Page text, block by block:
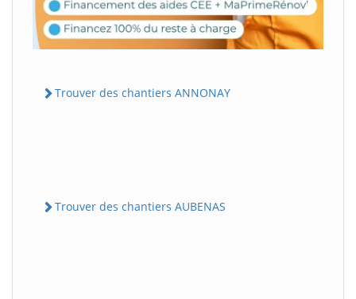
Trouver des chantiers ANNONAY
Trouver des chantiers AUBENAS